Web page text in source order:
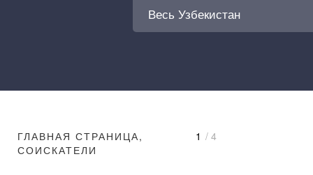
1 / 4
ГЛАВНАЯ СТРАНИЦА,
СОИСКАТЕЛИ